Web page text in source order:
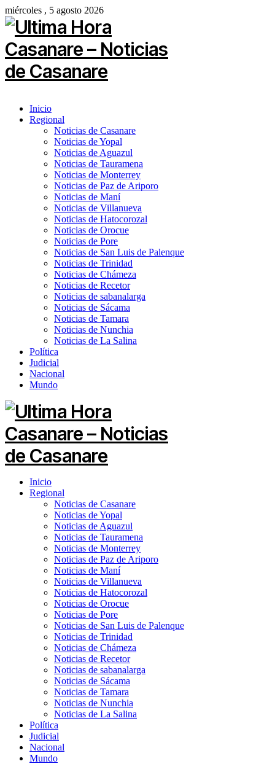
miércoles , 5 agosto 2026
Inicio
Regional
Noticias de Casanare
Noticias de Yopal
Noticias de Aguazul
Noticias de Tauramena
Noticias de Monterrey
Noticias de Paz de Ariporo
Noticias de Maní
Noticias de Villanueva
Noticias de Hatocorozal
Noticias de Orocue
Noticias de Pore
Noticias de San Luis de Palenque
Noticias de Trinidad
Noticias de Chámeza
Noticias de Recetor
Noticias de sabanalarga
Noticias de Sácama
Noticias de Tamara
Noticias de Nunchia
Noticias de La Salina
Política
Judicial
Nacional
Mundo
Inicio
Regional
Noticias de Casanare
Noticias de Yopal
Noticias de Aguazul
Noticias de Tauramena
Noticias de Monterrey
Noticias de Paz de Ariporo
Noticias de Maní
Noticias de Villanueva
Noticias de Hatocorozal
Noticias de Orocue
Noticias de Pore
Noticias de San Luis de Palenque
Noticias de Trinidad
Noticias de Chámeza
Noticias de Recetor
Noticias de sabanalarga
Noticias de Sácama
Noticias de Tamara
Noticias de Nunchia
Noticias de La Salina
Política
Judicial
Nacional
Mundo